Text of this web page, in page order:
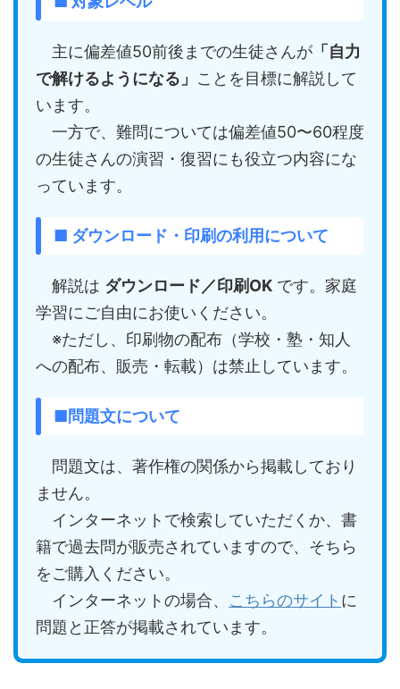
主に偏差値50前後までの生徒さんが 「自力
で解けるようになる」 ことを目標に解説して
います。
一方で、難問については偏差値50〜60程度
の生徒さんの演習・復習にも役立つ内容にな
っています。
■ ダウンロード・印刷の利用について
解説は ダウンロード／印刷OK です。家庭
学習にご自由にお使いください。
※ただし、印刷物の配布（学校・塾・知人
への配布、販売・転載）は禁止しています。
■問題文について
問題文は、著作権の関係から掲載しており
ません。
インターネットで検索していただくか、書
籍で過去問が販売されていますので、そちら
をご購入ください。
インターネットの場合、 こちらのサイト に
問題と正答が掲載されています。